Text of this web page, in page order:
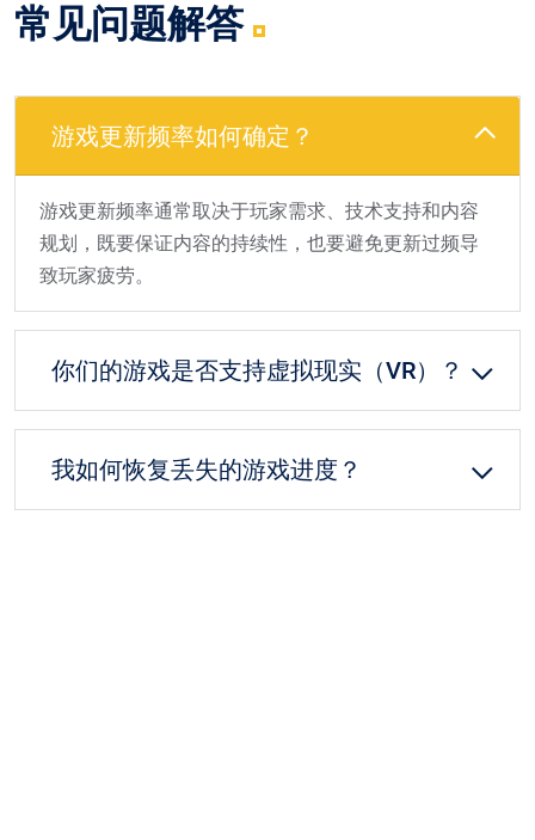
常见问题解答
游戏更新频率如何确定？
游戏更新频率通常取决于玩家需求、技术支持和内容
规划，既要保证内容的持续性，也要避免更新过频导
致玩家疲劳。
你们的游戏是否支持虚拟现实（VR）？
我如何恢复丢失的游戏进度？